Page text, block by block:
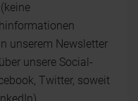
unserem Newsletter
unsere Social-
Twitter, soweit